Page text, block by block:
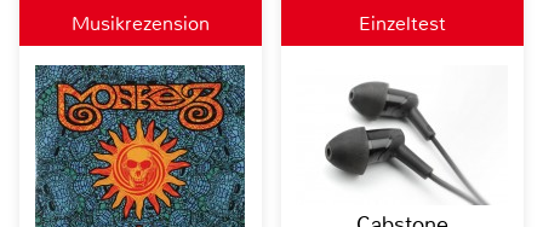
Musikrezension
Einzeltest